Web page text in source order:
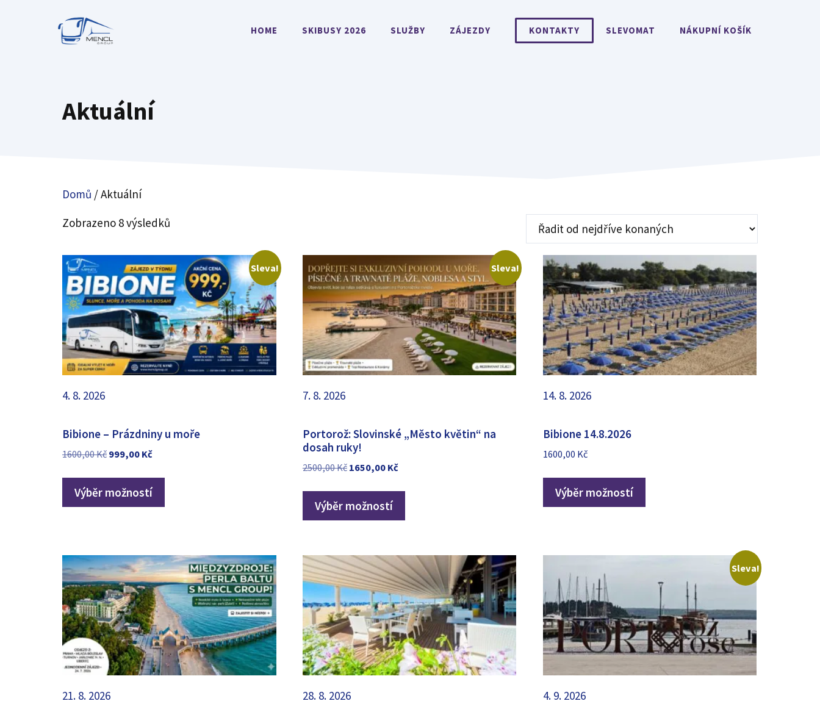
HOME SKIBUSY 2026 SLUŽBY ZÁJEZDY KONTAKTY SLEVOMAT NÁKUPNÍ KOŠÍK
Aktuální
Domů / Aktuální
Zobrazeno 8 výsledků
Sleva!
4. 8. 2026
Bibione – Prázdniny u moře
1600,00Kč Původní
1600,00 Kč.
999,00 KčAktuální
Výběr možností
Sleva!
7. 8. 2026
Portorož: Slovinské „Město květin“ na
dosah ruky!
2500,00Kč Původní
2500,00 Kč.
1650,00 KčAktuální
Výběr možností
14. 8. 2026
Bibione 14.8.2026
1600,00 Kč
Výběr možností
21. 8. 2026 28. 8. 2026
Sleva!
4. 9. 2026